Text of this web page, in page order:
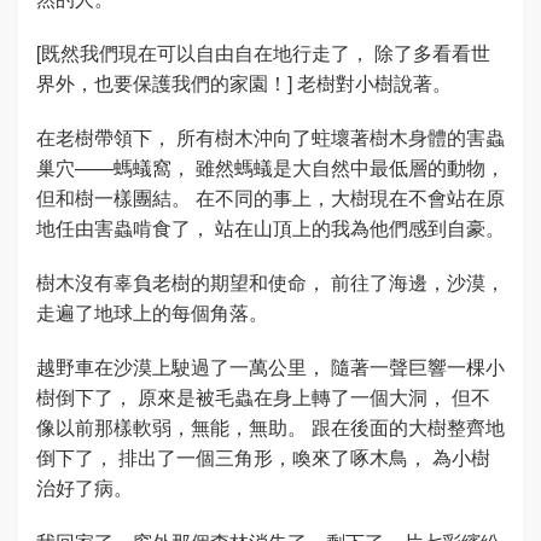
[既然我們現在可以自由自在地行走了， 除了多看看世
界外，也要保護我們的家園！] 老樹對小樹說著。
在老樹帶領下， 所有樹木沖向了蛀壞著樹木身體的害蟲
巢穴——螞蟻窩， 雖然螞蟻是大自然中最低層的動物，
但和樹一樣團結。 在不同的事上，大樹現在不會站在原
地任由害蟲啃食了， 站在山頂上的我為他們感到自豪。
樹木沒有辜負老樹的期望和使命， 前往了海邊，沙漠，
走遍了地球上的每個角落。
越野車在沙漠上駛過了一萬公里， 隨著一聲巨響一棵小
樹倒下了， 原來是被毛蟲在身上轉了一個大洞， 但不
像以前那樣軟弱，無能，無助。 跟在後面的大樹整齊地
倒下了， 排出了一個三角形，喚來了啄木鳥， 為小樹
治好了病。